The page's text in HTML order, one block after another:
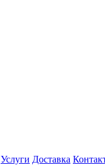
Услуги Доставка